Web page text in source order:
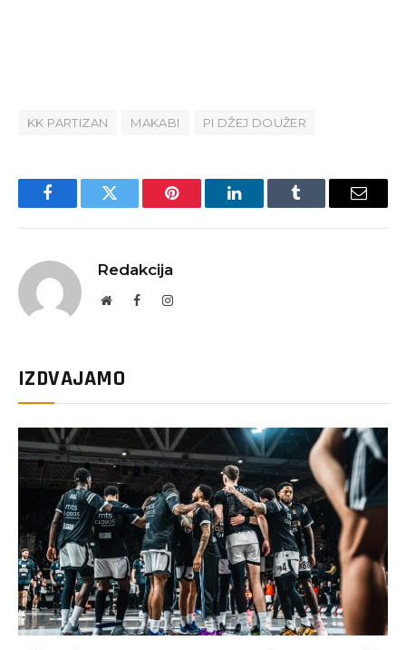
KK PARTIZAN MAKABI PI DŽEJ DOUŽER
FacebookTwitter Pinterest LinkedInTumblr Email
Redakcija
WebsiteFacebookInstagram
IZDVAJAMO